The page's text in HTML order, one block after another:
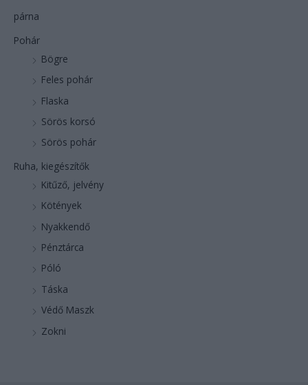
párna
Pohár
Bögre
Feles pohár
Flaska
Sörös korsó
Sörös pohár
Ruha, kiegészítők
Kitűző, jelvény
Kötények
Nyakkendő
Pénztárca
Póló
Táska
Védő Maszk
Zokni